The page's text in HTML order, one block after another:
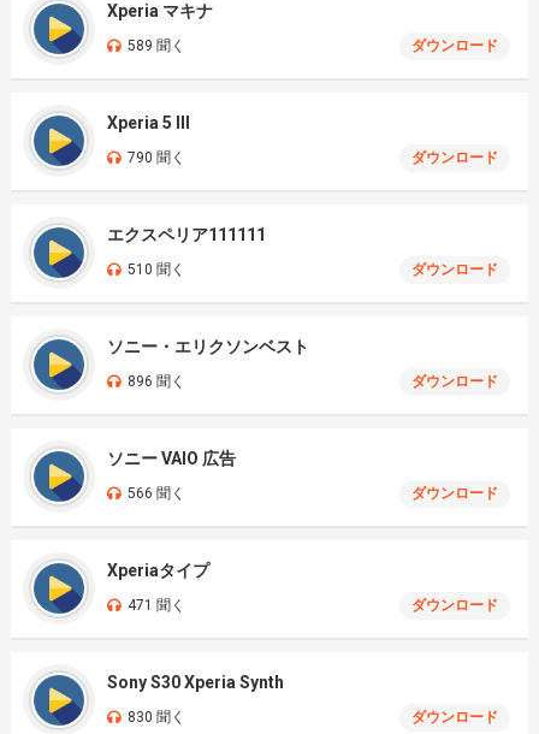
Xperia マキナ
589 聞く ダウンロード
Xperia 5 III
790 聞く ダウンロード
エクスペリア111111
510 聞く ダウンロード
ソニー・エリクソンベスト
896 聞く ダウンロード
ソニー VAIO 広告
566 聞く ダウンロード
Xperiaタイプ
471 聞く ダウンロード
Sony S30 Xperia Synth
830 聞く ダウンロード